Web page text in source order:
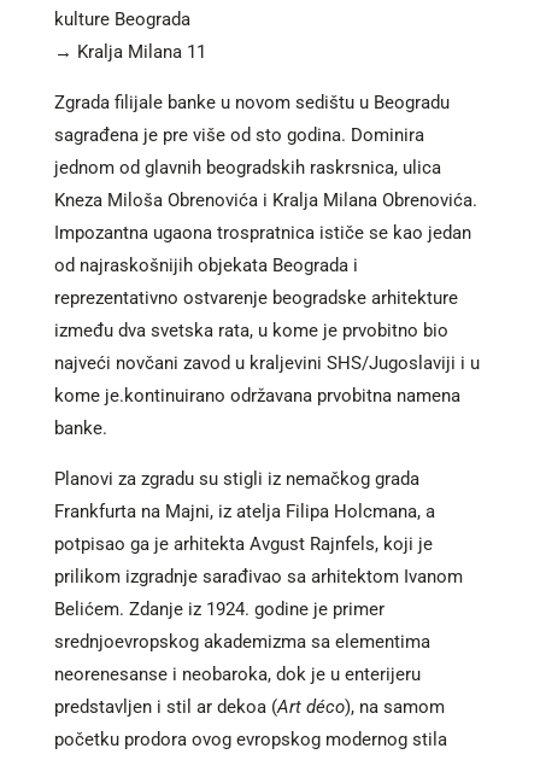
kulture Beograda
→ Kralja Milana 11
Zgrada filijale banke u novom sedištu u Beogradu
sagrađena je pre više od sto godina. Dominira
jednom od glavnih beogradskih raskrsnica, ulica
Kneza Miloša Obrenovića i Kralja Milana Obrenovića.
Impozantna ugaona trospratnica ističe se kao jedan
od najraskošnijih objekata Beograda i
reprezentativno ostvarenje beogradske arhitekture
između dva svetska rata, u kome je prvobitno bio
najveći novčani zavod u kraljevini SHS/Jugoslaviji i u
kome je.kontinuirano održavana prvobitna namena
banke.
Planovi za zgradu su stigli iz nemačkog grada
Frankfurta na Majni, iz atelja Filipa Holcmana, a
potpisao ga je arhitekta Avgust Rajnfels, koji je
prilikom izgradnje sarađivao sa arhitektom Ivanom
Belićem. Zdanje iz 1924. godine je primer
srednjoevropskog akademizma sa elementima
neorenesanse i neobaroka, dok je u enterijeru
predstavljen i stil ar dekoa (Art déco), na samom
početku prodora ovog evropskog modernog stila